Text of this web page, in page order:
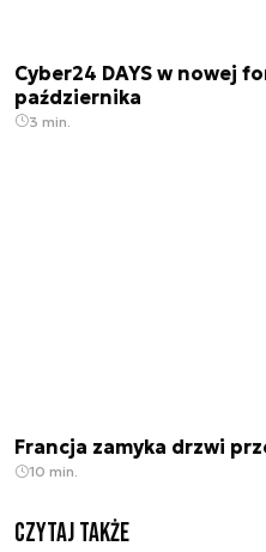
Cyber24 DAYS w nowej
października
3 min.
Francja zamyka drzwi
10 min.
Czytaj także